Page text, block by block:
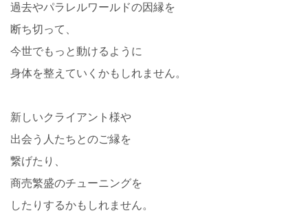
過去やパラレルワールドの因縁を
断ち切って、
今世でもっと動けるように
身体を整えていくかもしれません。
新しいクライアント様や
出会う人たちとのご縁を
繋げたり、
商売繁盛のチューニングを
したりするかもしれません。